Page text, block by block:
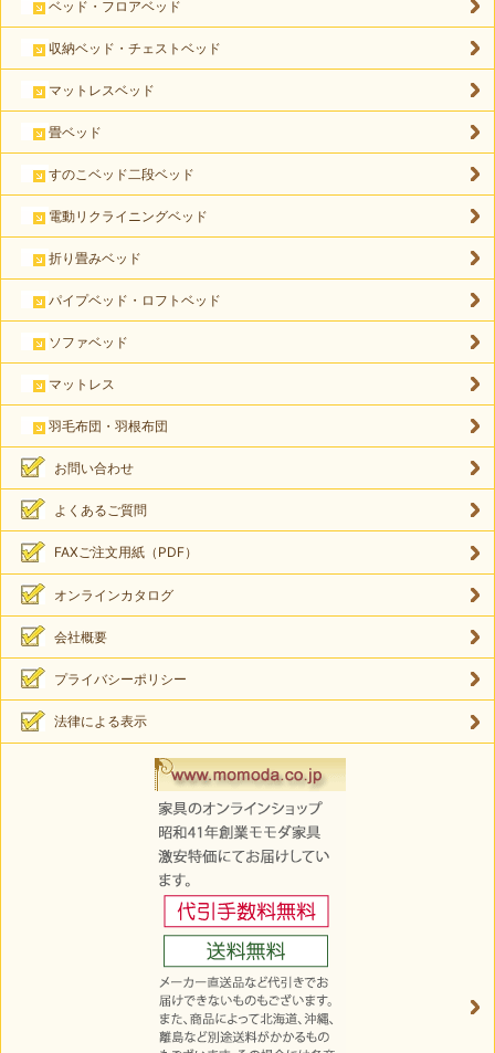
ベッド・フロアベッド
収納ベッド・チェストベッド
マットレスベッド
畳ベッド
すのこベッド二段ベッド
電動リクライニングベッド
折り畳みベッド
パイプベッド・ロフトベッド
ソファベッド
マットレス
羽毛布団・羽根布団
お問い合わせ
よくあるご質問
FAXご注文用紙（PDF）
オンラインカタログ
会社概要
プライバシーポリシー
法律による表示